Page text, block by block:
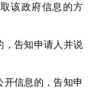
该政府信息的方
，告知申请人并说
开信息的，告知申